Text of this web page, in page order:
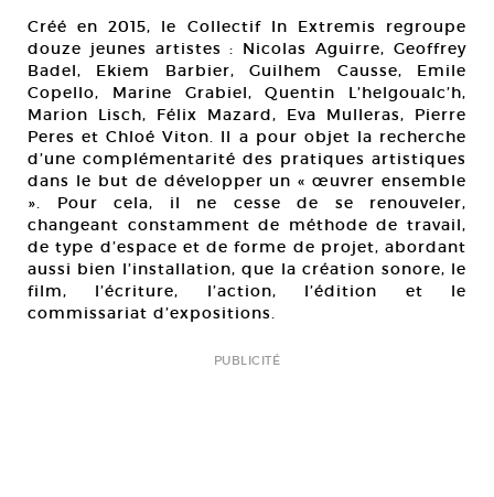
Créé en 2015, le Collectif In Extremis regroupe
douze jeunes artistes : Nicolas Aguirre, Geoffrey
Badel, Ekiem Barbier, Guilhem Causse, Emile
Copello, Marine Grabiel, Quentin L’helgoualc’h,
Marion Lisch, Félix Mazard, Eva Mulleras, Pierre
Peres et Chloé Viton. Il a pour objet la recherche
d’une complémentarité des pratiques artistiques
dans le but de développer un « œuvrer ensemble
». Pour cela, il ne cesse de se renouveler,
changeant constamment de méthode de travail,
de type d’espace et de forme de projet, abordant
aussi bien l’installation, que la création sonore, le
film, l’écriture, l’action, l’édition et le
commissariat d’expositions.
PUBLICITÉ